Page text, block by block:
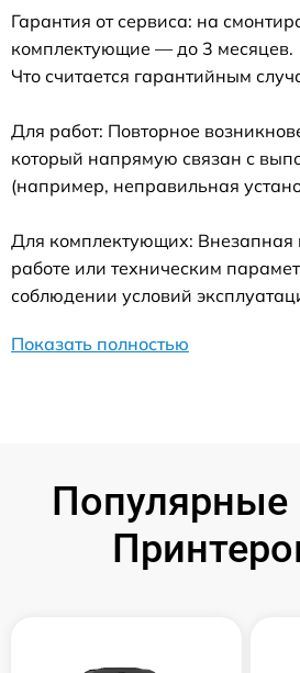
Гарантия от сервиса: на
комплектующие — до 3 месяцев.
Что считается гарантийным
Для работ: Повторное
который напрямую связан с
(например, неправильная
Для комплектующих: Внезапная
работе или техническим
соблюдении условий
Показать полностью
Популярные